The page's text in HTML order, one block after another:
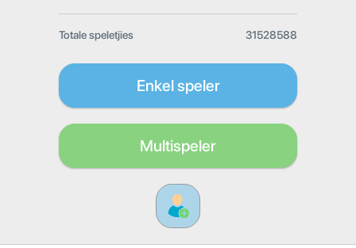
Totale speletjies 31528588
Enkel speler
Multispeler